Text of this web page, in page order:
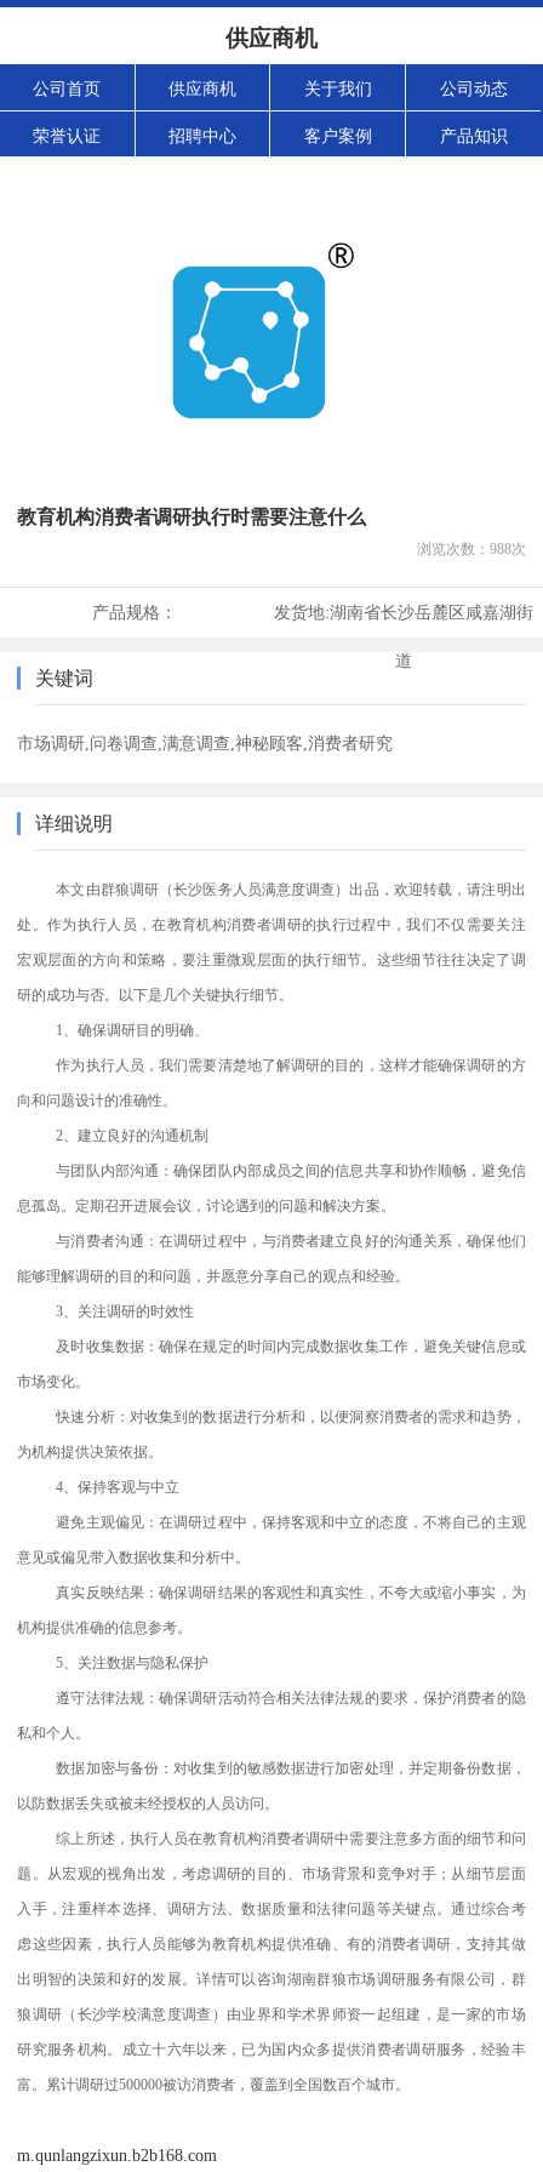
供应商机
公司首页 供应商机 关于我们 公司动态
荣誉认证 招聘中心 客户案例 产品知识
教育机构消费者调研执行时需要注意什么
浏览次数： 988次
产品规格： 发货地:湖南省长沙岳麓区咸嘉湖街
道
关键词
市场调研,问卷调查,满意调查,神秘顾客,消费者研究
详细说明
本文由群狼调研（长沙医务人员满意度调查）出品，欢迎转载，请注明出
处。作为执行人员，在教育机构消费者调研的执行过程中，我们不仅需要关注
宏观层面的方向和策略，要注重微观层面的执行细节。这些细节往往决定了调
研的成功与否。以下是几个关键执行细节。
1、确保调研目的明确、
作为执行人员，我们需要清楚地了解调研的目的，这样才能确保调研的方
向和问题设计的准确性。
2、建立良好的沟通机制
与团队内部沟通：确保团队内部成员之间的信息共享和协作顺畅，避免信
息孤岛。定期召开进展会议，讨论遇到的问题和解决方案。
与消费者沟通：在调研过程中，与消费者建立良好的沟通关系，确保他们
能够理解调研的目的和问题，并愿意分享自己的观点和经验。
3、关注调研的时效性
及时收集数据：确保在规定的时间内完成数据收集工作，避免关键信息或
市场变化。
快速分析：对收集到的数据进行分析和，以便洞察消费者的需求和趋势，
为机构提供决策依据。
4、保持客观与中立
避免主观偏见：在调研过程中，保持客观和中立的态度，不将自己的主观
意见或偏见带入数据收集和分析中。
真实反映结果：确保调研结果的客观性和真实性，不夸大或缩小事实，为
机构提供准确的信息参考。
5、关注数据与隐私保护
遵守法律法规：确保调研活动符合相关法律法规的要求，保护消费者的隐
私和个人。
数据加密与备份：对收集到的敏感数据进行加密处理，并定期备份数据，
以防数据丢失或被未经授权的人员访问。
综上所述，执行人员在教育机构消费者调研中需要注意多方面的细节和问
题。从宏观的视角出发，考虑调研的目的、市场背景和竞争对手；从细节层面
入手，注重样本选择、调研方法、数据质量和法律问题等关键点。通过综合考
虑这些因素，执行人员能够为教育机构提供准确、有的消费者调研，支持其做
出明智的决策和好的发展。详情可以咨询湖南群狼市场调研服务有限公司，群
狼调研（长沙学校满意度调查）由业界和学术界师资一起组建，是一家的市场
研究服务机构。成立十六年以来，已为国内众多提供消费者调研服务，经验丰
富。累计调研过500000被访消费者，覆盖到全国数百个城市。
m.qunlangzixun.b2b168.com